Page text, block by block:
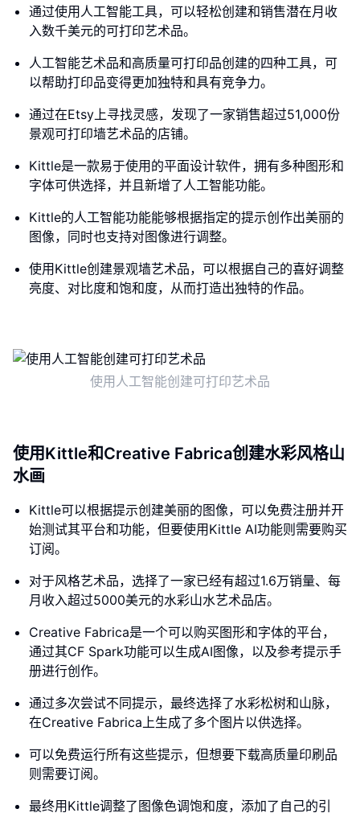
通过使用人工智能工具，可以轻松创建和销售潜在月收
入数千美元的可打印艺术品。
人工智能艺术品和高质量可打印品创建的四种工具，可
以帮助打印品变得更加独特和具有竞争力。
通过在Etsy上寻找灵感，发现了一家销售超过51,000份
景观可打印墙艺术品的店铺。
Kittle是一款易于使用的平面设计软件，拥有多种图形和
字体可供选择，并且新增了人工智能功能。
Kittle的人工智能功能能够根据指定的提示创作出美丽的
图像，同时也支持对图像进行调整。
使用Kittle创建景观墙艺术品，可以根据自己的喜好调整
亮度、对比度和饱和度，从而打造出独特的作品。
使用人工智能创建可打印艺术品
使用Kittle和Creative Fabrica创建水彩风格山
水画
Kittle可以根据提示创建美丽的图像，可以免费注册并开
始测试其平台和功能，但要使用Kittle AI功能则需要购买
订阅。
对于风格艺术品，选择了一家已经有超过1.6万销量、每
月收入超过5000美元的水彩山水艺术品店。
Creative Fabrica是一个可以购买图形和字体的平台，
通过其CF Spark功能可以生成AI图像，以及参考提示手
册进行创作。
通过多次尝试不同提示，最终选择了水彩松树和山脉，
在Creative Fabrica上生成了多个图片以供选择。
可以免费运行所有这些提示，但想要下载高质量印刷品
则需要订阅。
最终用Kittle调整了图像色调饱和度，添加了自己的引